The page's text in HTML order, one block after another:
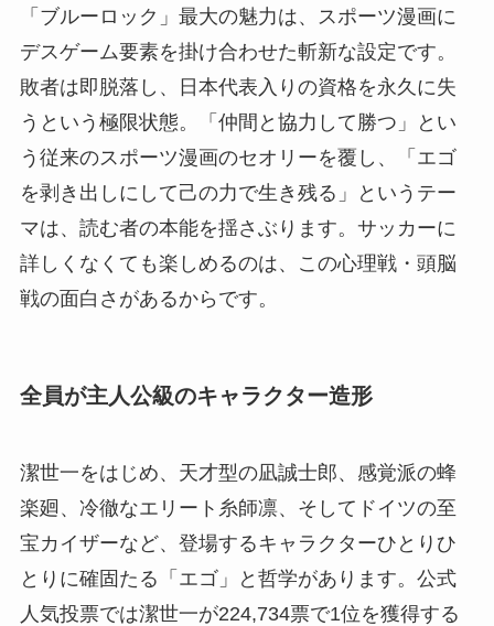
「ブルーロック」最大の魅力は、スポーツ漫画に
デスゲーム要素を掛け合わせた斬新な設定です。
敗者は即脱落し、日本代表入りの資格を永久に失
うという極限状態。「仲間と協力して勝つ」とい
う従来のスポーツ漫画のセオリーを覆し、「エゴ
を剥き出しにして己の力で生き残る」というテー
マは、読む者の本能を揺さぶります。サッカーに
詳しくなくても楽しめるのは、この心理戦・頭脳
戦の面白さがあるからです。
全員が主人公級のキャラクター造形
潔世一をはじめ、天才型の凪誠士郎、感覚派の蜂
楽廻、冷徹なエリート糸師凛、そしてドイツの至
宝カイザーなど、登場するキャラクターひとりひ
とりに確固たる「エゴ」と哲学があります。公式
人気投票では潔世一が224,734票で1位を獲得する